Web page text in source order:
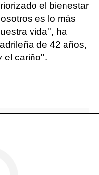
el bienestar
es lo más
vida'', ha
de 42 años,
el cariño''.